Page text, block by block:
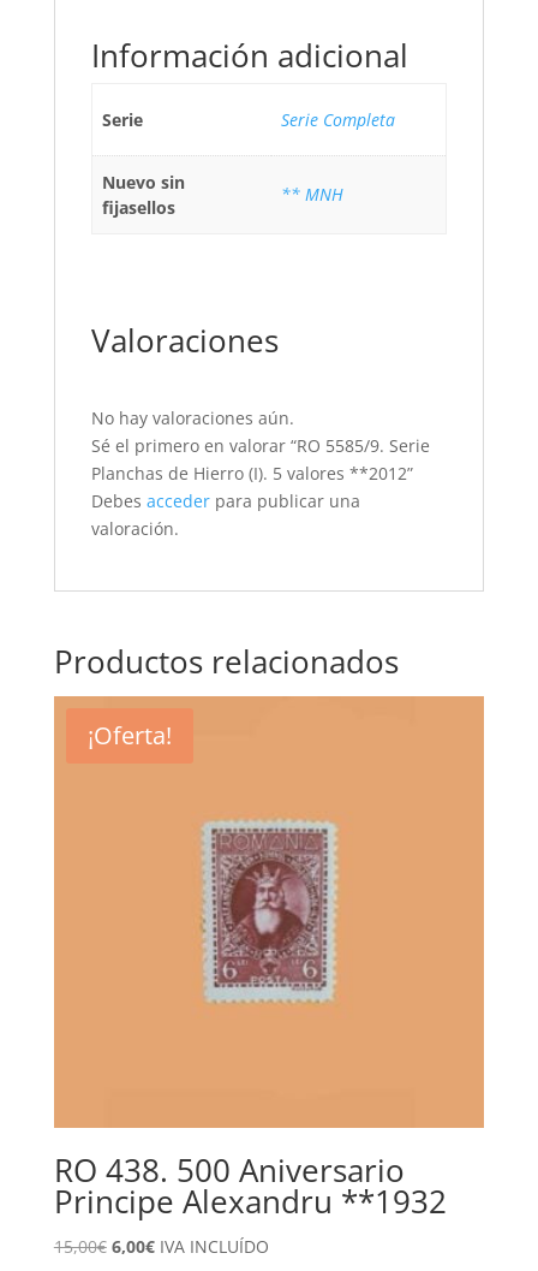
Información adicional
Serie Serie Completa
Nuevo sin
fijasellos
** MNH
Valoraciones
No hay valoraciones aún.
Sé el primero en valorar “RO 5585/9. Serie
Planchas de Hierro (I). 5 valores **2012”
Debes accederpara publicar una
valoración.
Productos relacionados
¡Oferta!
RO 438. 500 Aniversario
Principe Alexandru **1932
15,00€ El
6,00€ElIVA INCLUÍDO